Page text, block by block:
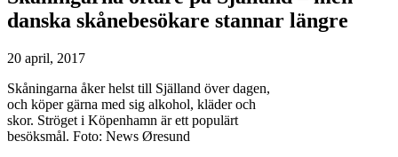
danska skånebesökare stannar längre
20 april, 2017
Skåningarna åker helst till Själland över dagen,
och köper gärna med sig alkohol, kläder och
skor. Ströget i Köpenhamn är ett populärt
besöksmål. Foto: News Øresund